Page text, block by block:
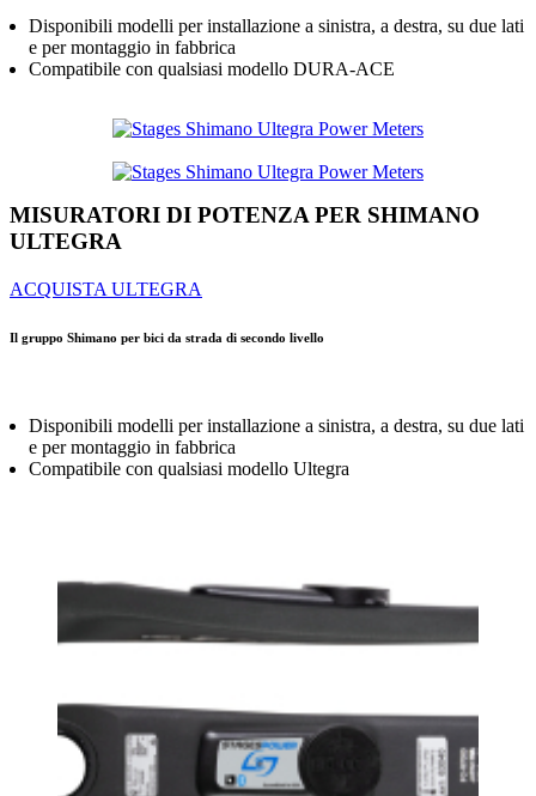
Disponibili modelli per installazione a sinistra, a destra, su due lati
e per montaggio in fabbrica
Compatibile con qualsiasi modello DURA-ACE
MISURATORI DI POTENZA PER SHIMANO
ULTEGRA
ACQUISTA ULTEGRA
Il gruppo Shimano per bici da strada di secondo livello
Disponibili modelli per installazione a sinistra, a destra, su due lati
e per montaggio in fabbrica
Compatibile con qualsiasi modello Ultegra